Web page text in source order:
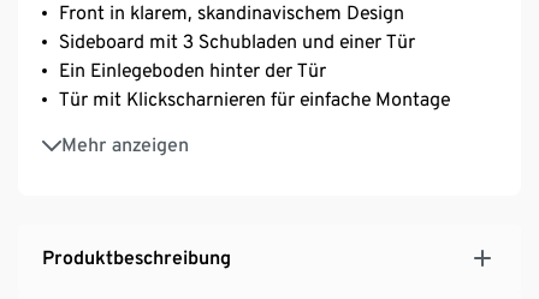
Front in klarem, skandinavischem Design
Sideboard mit 3 Schubladen und einer Tür
Ein Einlegeboden hinter der Tür
Tür mit Klickscharnieren für einfache Montage
Mehr anzeigen
3 geräumige, kugelgelagerte Schubladen mit
maximaler Zargenhöhe für optimale
Griffe und Untergestell aus geöltem Eichen-
Produktbeschreibung